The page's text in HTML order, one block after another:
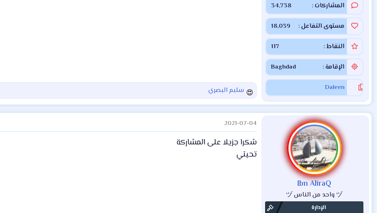
المشاركات 34,738
مستوى التفاعل 18,039
النقاط 117
الإقامة Baghdad
Daleen
ا
ل
ت
ف
ا
ع
ل
سليم البصري
Ibn AliraQ
ヅ واحد من الناس ヅ
الإدارة
2021-07-04
شكرا جزيلا على المشاركة
تحيتي